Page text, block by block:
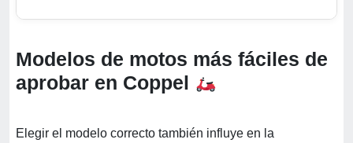
Modelos de motos más fáciles de
aprobar en Coppel
Elegir el modelo correcto también influye en la